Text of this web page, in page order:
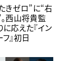
きゼロ”に“右
西山将貴監
応えた『イン
』初日